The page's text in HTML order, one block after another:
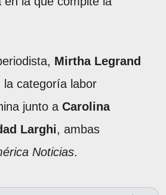
Mirtha Legrand
la categoría labor
junto a Carolina
Larghi, ambas
Noticias.